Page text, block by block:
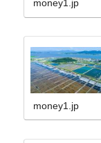
money1.jp
money1.jp